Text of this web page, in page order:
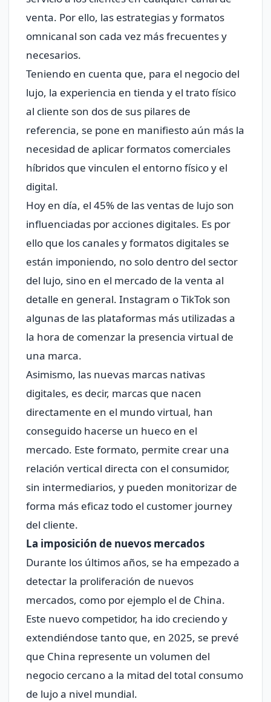
venta. Por ello, las estrategias y formatos
omnicanal son cada vez más frecuentes y
necesarios.
Teniendo en cuenta que, para el negocio del
lujo, la experiencia en tienda y el trato físico
al cliente son dos de sus pilares de
referencia, se pone en manifiesto aún más la
necesidad de aplicar formatos comerciales
híbridos que vinculen el entorno físico y el
digital.
Hoy en día, el 45% de las ventas de lujo son
influenciadas por acciones digitales. Es por
ello que los canales y formatos digitales se
están imponiendo, no solo dentro del sector
del lujo, sino en el mercado de la venta al
detalle en general. Instagram o TikTok son
algunas de las plataformas más utilizadas a
la hora de comenzar la presencia virtual de
una marca.
Asimismo, las nuevas marcas nativas
digitales, es decir, marcas que nacen
directamente en el mundo virtual, han
conseguido hacerse un hueco en el
mercado. Este formato, permite crear una
relación vertical directa con el consumidor,
sin intermediarios, y pueden monitorizar de
forma más eficaz todo el customer journey
del cliente.
La imposición de nuevos mercados
Durante los últimos años, se ha empezado a
detectar la proliferación de nuevos
mercados, como por ejemplo el de China.
Este nuevo competidor, ha ido creciendo y
extendiéndose tanto que, en 2025, se prevé
que China represente un volumen del
negocio cercano a la mitad del total consumo
de lujo a nivel mundial.